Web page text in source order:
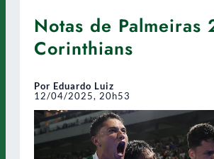
Notas de Palmeiras
Corinthians
Por Eduardo Luiz
12/04/2025, 20h53